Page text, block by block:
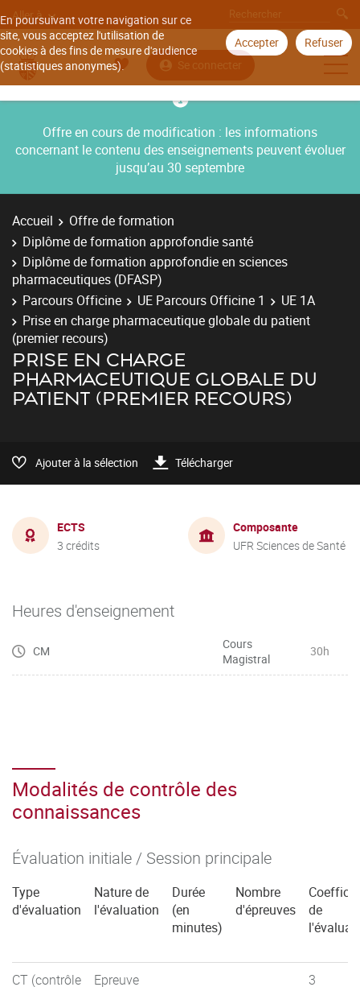
En poursuivant votre navigation sur ce
site, vous acceptez l'utilisation de
cookies à des fins de mesure d'audience
(statistiques anonymes).
Accepter Refuser
Aller à
Se connecter
Offre en cours de modification : les informations
concernant le contenu des enseignements peuvent évoluer
jusqu’au 30 septembre
Accueil
Offre de formation
Diplôme de formation approfondie santé
Diplôme de formation approfondie en sciences
pharmaceutiques (DFASP)
Parcours Officine
UE Parcours Officine 1
UE 1A
Prise en charge pharmaceutique globale du patient
(premier recours)
PRISE EN CHARGE
PHARMACEUTIQUE GLOBALE DU
PATIENT (PREMIER RECOURS)
Ajouter à la sélection Télécharger
ECTS
3 crédits
Composante
UFR Sciences de Santé
Heures d'enseignement
CM
Cours
Magistral
30h
Modalités de contrôle des
connaissances
Évaluation initiale / Session principale
Type
d'évaluation
Nature de
l'évaluation
Durée
(en
minutes)
Nombre
d'épreuves
de
CT (contrôle
Epreuve
3